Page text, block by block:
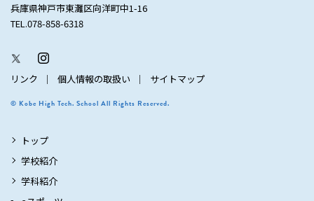
兵庫県神戸市東灘区向洋町中1-16
TEL.078-858-6318
リンク 個人情報の取扱い サイトマップ
© Kobe High Tech. School All Rights Reserved.
トップ
学校紹介
学科紹介